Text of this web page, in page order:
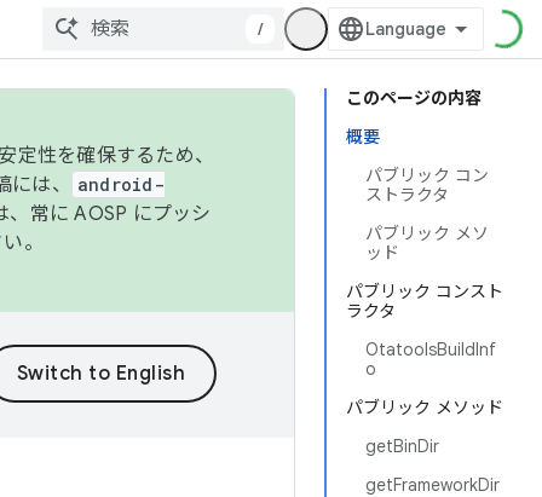
/
このページの内容
概要
パブリック コン
ストラクタ
パブリック メソ
ッド
パブリック コンスト
ラクタ
OtatoolsBuildInf
o
パブリック メソッド
getBinDir
getFrameworkDir
性を確保するため、
は、
android-
常に AOSP にプッシ
。